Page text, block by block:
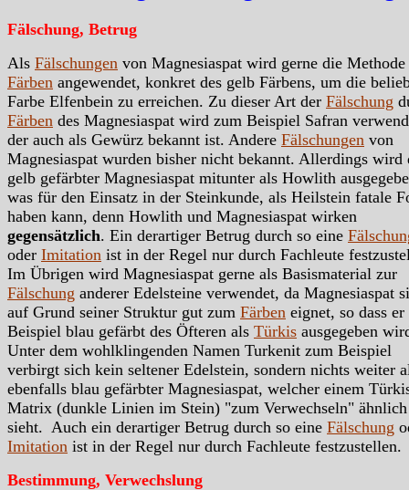
Fälschung, Betrug
Als Fälschungen von Magnesiaspat wird gerne die Methode
Färben angewendet, konkret des gelb Färbens, um die
Farbe Elfenbein zu erreichen. Zu dieser Art der Fälschung
Färben des Magnesiaspat wird zum Beispiel Safran
der auch als Gewürz bekannt ist. Andere Fälschungen von
Magnesiaspat wurden bisher nicht bekannt. Allerdings wird
gelb gefärbter Magnesiaspat mitunter als Howlith
was für den Einsatz in der Steinkunde, als Heilstein fatale
haben kann, denn Howlith und Magnesiaspat wirken
gegensätzlich. Ein derartiger Betrug durch so eine
oder Imitation ist in der Regel nur durch Fachleute
Im Übrigen wird Magnesiaspat gerne als Basismaterial zur
Fälschung anderer Edelsteine verwendet, da Magnesiaspat
auf Grund seiner Struktur gut zum Färben eignet, so dass
Beispiel blau gefärbt des Öfteren als Türkis ausgegeben
Unter dem wohlklingenden Namen Turkenit zum Beispiel
verbirgt sich kein seltener Edelstein, sondern nichts weiter
ebenfalls blau gefärbter Magnesiaspat, welcher einem
Matrix (dunkle Linien im Stein) "zum Verwechseln" ähnlich
sieht. Auch ein derartiger Betrug durch so eine Fälschung
Imitation ist in der Regel nur durch Fachleute festzustellen.
Bestimmung, Verwechslung